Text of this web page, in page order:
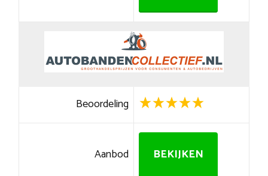
Beoordeling
Aanbod BEKIJKEN